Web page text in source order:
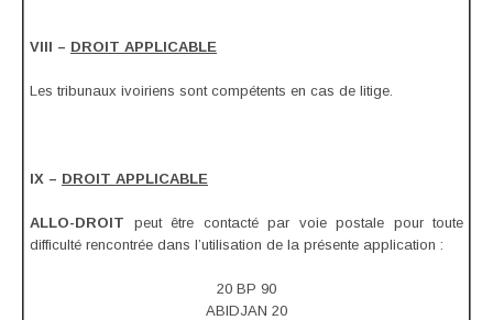
VIII – DROIT APPLICABLE
Les tribunaux ivoiriens sont compétents en cas de litige.
IX – DROIT APPLICABLE
ALLO-DROIT peut être contacté par voie postale pour toute
difficulté rencontrée dans l’utilisation de la présente application :
20 BP 90
ABIDJAN 20